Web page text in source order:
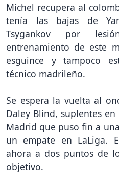
Míchel recupera al
tenía las bajas de
Tsygankov por
entrenamiento de este
esguince y tampoco
técnico madrileño.
Se espera la vuelta al
Daley Blind, suplentes
Madrid que puso fin a
un empate en LaLiga.
ahora a dos puntos de
objetivo.